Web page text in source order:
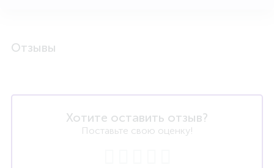
Отзывы
Хотите оставить отзыв?
Поставьте свою оценку!